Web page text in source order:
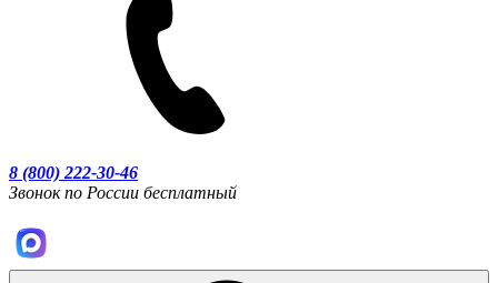
8 (800) 222-30-46
Звонок по России бесплатный